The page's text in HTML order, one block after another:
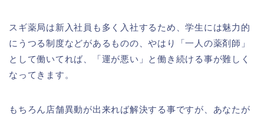
スギ薬局は新入社員も多く入社するため、学生には魅力的
にうつる制度などがあるものの、やはり「一人の薬剤師」
として働いてれば、「運が悪い」と働き続ける事が難しく
なってきます。
もちろん店舗異動が出来れば解決する事ですが、あなたが